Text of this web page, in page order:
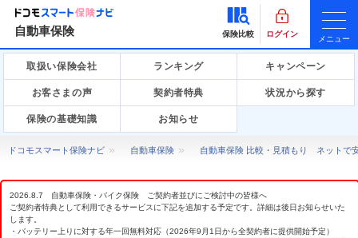
自動車保険 保険比較 ログイン
メニュー
取扱い保険会社 ランキング キャンペーン
お客さまの声 契約者特典 状況から探す
保険の基礎知識 お知らせ
ドコモスマート保険ナビ 自動車保険 自動車保険 比較・見積もり ネットで
2026.8.7 自動車保険・バイク保険 ご契約者並びにご検討中の皆様へ
ご契約者特典として利用できるサービスに下記を追加する予定です。詳細は後日お知らせいた
します。
・バッテリー上りに対する年一回無料対応（2026年9月1日から全契約者に提供開始予定）